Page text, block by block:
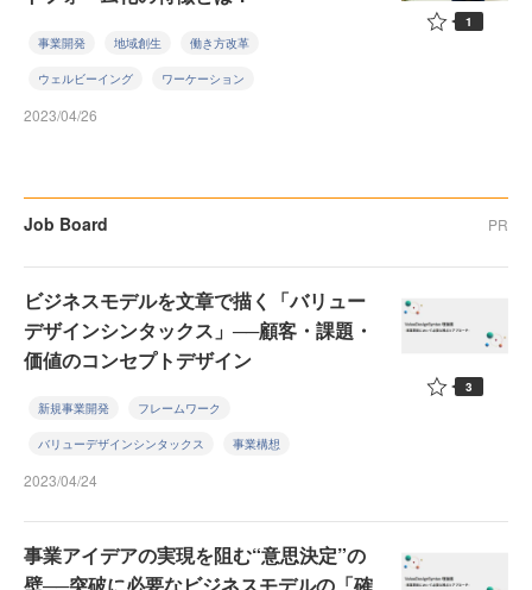
事業開発 地域創生 働き方改革
ウェルビーイング ワーケーション
2023/04/26
1
Job Board PR
ビジネスモデルを文章で描く「バリュー
デザインシンタックス」──顧客・課題・
価値のコンセプトデザイン
新規事業開発 フレームワーク
バリューデザインシンタックス 事業構想
2023/04/24
3
事業アイデアの実現を阻む“意思決定”の